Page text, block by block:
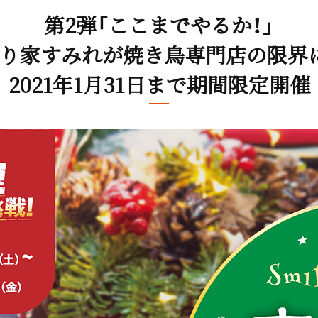
第2弾「ここまでやるか！」
家すみれが焼き鳥専門店の限界
2021年1月31日まで期間限定開催